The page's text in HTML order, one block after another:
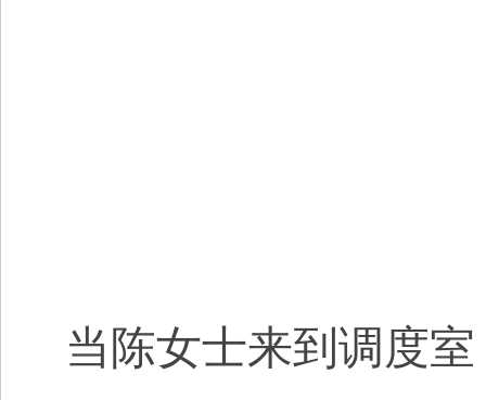
当陈女士来到调度室